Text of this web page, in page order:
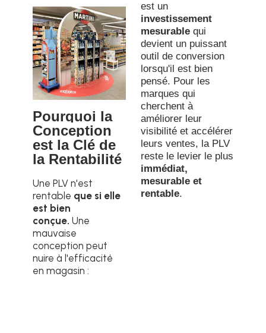
Pourquoi la
Conception
est la Clé de
la Rentabilité
Une PLV n'est
rentable que si elle
est bien
conçue. Une
mauvaise
conception peut
nuire à l'efficacité
en magasin :
est un
investissement
mesurablequi
devient un puissant
outil de conversion
lorsqu'il est bien
pensé. Pour les
marques qui
cherchent à
améliorer leur
visibilité et accélérer
leurs ventes, la PLV
reste le levier le plus
immédiat,
mesurable et
rentable.